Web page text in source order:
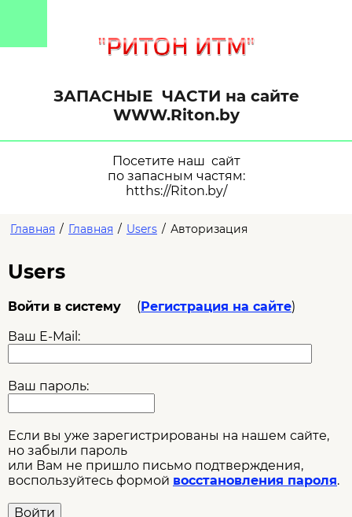
ЗАПАСНЫЕ ЧАСТИ на сайте
WWW.Riton.by
Посетите наш сайт
по запасным частям:
htths://Riton.by/
Главная / Главная / Users / Авторизация
Users
Войти в систему (Регистрация на сайте)
Ваш E-Mail:
Ваш пароль:
Если вы уже зарегистрированы на нашем сайте,
но забыли пароль
или Вам не пришло письмо подтверждения,
воспользуйтесь формой восстановления пароля.